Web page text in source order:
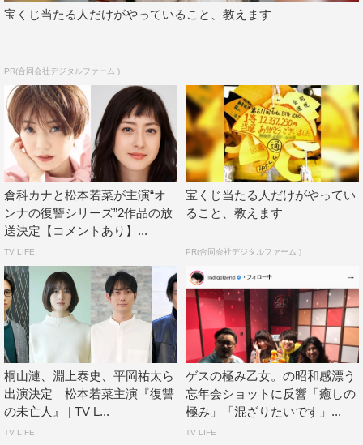
宝くじ当たる人だけがやっていること、教えます
PR(合同会社デジタルファーム )
倉科カナと松本若菜が主演“オ
ンナの復讐シリーズ”2作品の放
送決定【コメントあり】...
TV LIFE
宝くじ当たる人だけがやってい
ること、教えます
PR(合同会社デジタルファーム )
桐山漣、淵上泰史、平岡祐太ら
出演決定 松本若菜主演『復讐
の未亡人』 | TV L...
TV LIFE
ゲスの極み乙女。の昭和感漂う
忘年会ショットに反響「癒しの
極み」「混ざりたいです」...
TV LIFE